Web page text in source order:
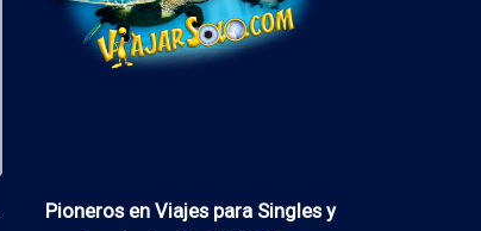
Pioneros en Viajes para Singles y